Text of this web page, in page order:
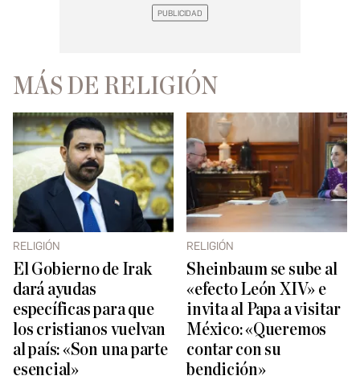
MÁS DE RELIGIÓN
RELIGIÓN
El Gobierno de Irak
dará ayudas
específicas para que
los cristianos vuelvan
al país: «Son una parte
esencial»
RELIGIÓN
Sheinbaum se sube al
«efecto León XIV» e
invita al Papa a visitar
México: «Queremos
contar con su
bendición»